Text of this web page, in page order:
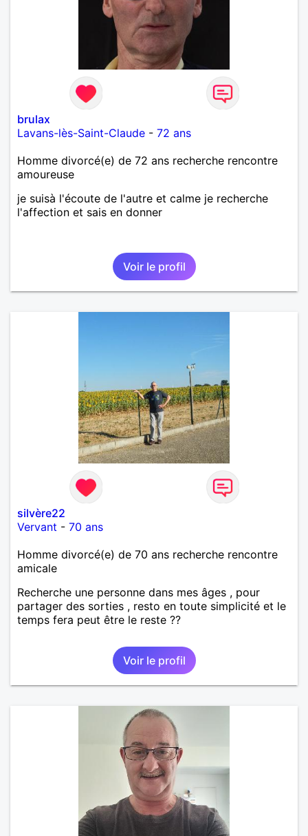
brulax
Lavans-lès-Saint-Claude - 72 ans
Homme divorcé(e) de 72 ans recherche rencontre
amoureuse
je suisà l'écoute de l'autre et calme je recherche
l'affection et sais en donner
Voir le profil
silvère22
Vervant - 70 ans
Homme divorcé(e) de 70 ans recherche rencontre
amicale
Recherche une personne dans mes âges , pour
partager des sorties , resto en toute simplicité et le
temps fera peut être le reste ??
Voir le profil